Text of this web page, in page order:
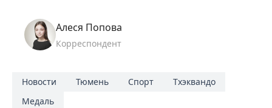
Алеся Попова
Корреспондент
Новости Тюмень Спорт
Тхэквандо
Медаль